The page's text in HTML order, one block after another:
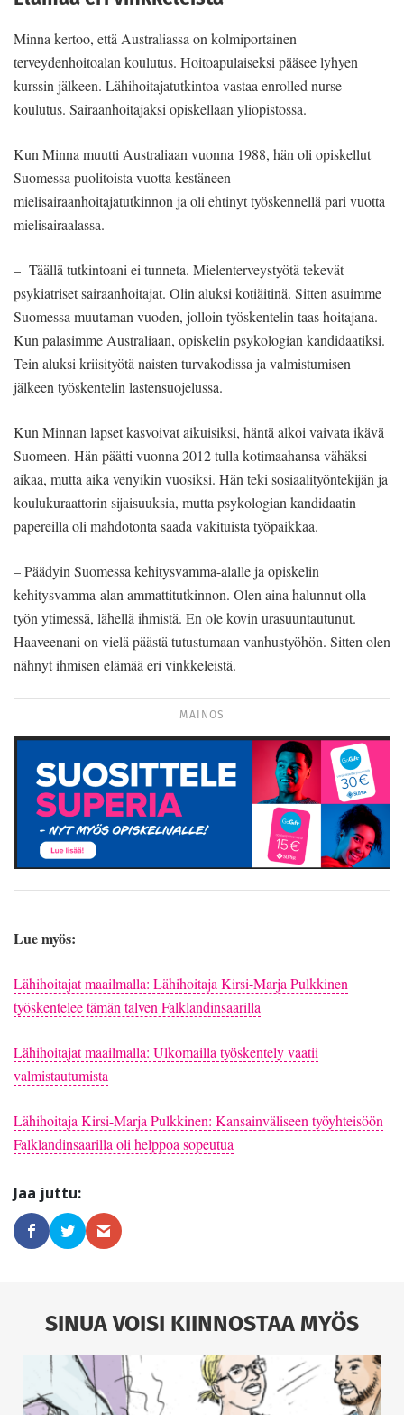
Minna kertoo, että Australiassa on kolmiportainen
terveydenhoitoalan koulutus. Hoitoapulaiseksi pääsee lyhyen
kurssin jälkeen. Lähihoitajatutkintoa vastaa enrolled nurse -
koulutus. Sairaanhoitajaksi opiskellaan yliopistossa.
Kun Minna muutti Australiaan vuonna 1988, hän oli opiskellut
Suomessa puolitoista vuotta kestäneen
mielisairaanhoitajatutkinnon ja oli ehtinyt työskennellä pari vuotta
mielisairaalassa.
– Täällä tutkintoani ei tunneta. Mielenterveystyötä tekevät
psykiatriset sairaanhoitajat. Olin aluksi kotiäitinä. Sitten asuimme
Suomessa muutaman vuoden, jolloin työskentelin taas hoitajana.
Kun palasimme Australiaan, opiskelin psykologian kandidaatiksi.
Tein aluksi kriisityötä naisten turvakodissa ja valmistumisen
jälkeen työskentelin lastensuojelussa.
Kun Minnan lapset kasvoivat aikuisiksi, häntä alkoi vaivata ikävä
Suomeen. Hän päätti vuonna 2012 tulla kotimaahansa vähäksi
aikaa, mutta aika venyikin vuosiksi. Hän teki sosiaalityöntekijän ja
koulukuraattorin sijaisuuksia, mutta psykologian kandidaatin
papereilla oli mahdotonta saada vakituista työpaikkaa.
– Päädyin Suomessa kehitysvamma-alalle ja opiskelin
kehitysvamma-alan ammattitutkinnon. Olen aina halunnut olla
työn ytimessä, lähellä ihmistä. En ole kovin urasuuntautunut.
Haaveenani on vielä päästä tutustumaan vanhustyöhön. Sitten olen
nähnyt ihmisen elämää eri vinkkeleistä.
MAINOS
Lue myös:
Lähihoitajat maailmalla: Lähihoitaja Kirsi-Marja Pulkkinen
työskentelee tämän talven Falklandinsaarilla
Lähihoitajat maailmalla: Ulkomailla työskentely vaatii
valmistautumista
Lähihoitaja Kirsi-Marja Pulkkinen: Kansainväliseen työyhteisöön
Falklandinsaarilla oli helppoa sopeutua
SINUA VOISI KIINNOSTAA MYÖS